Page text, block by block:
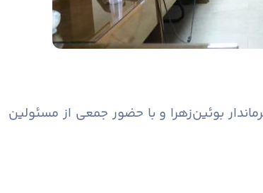
بوئین‌زهرا و با حضور جمعی از مسئولین